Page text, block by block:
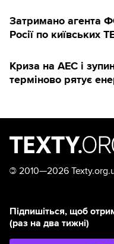
Затримано агента
Росії по
Криза на АЕС і
терміново рятує
© 2010—2026
Підпишіться, щоб
(раз на два тижні)